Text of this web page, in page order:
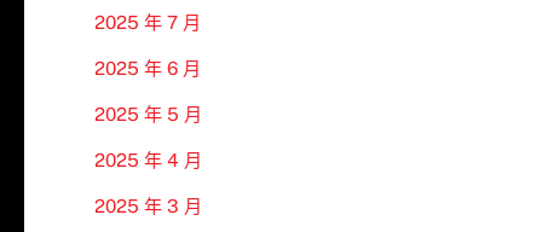
2025 年 7 月
2025 年 6 月
2025 年 5 月
2025 年 4 月
2025 年 3 月